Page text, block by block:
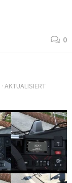
0
· AKTUALISIERT